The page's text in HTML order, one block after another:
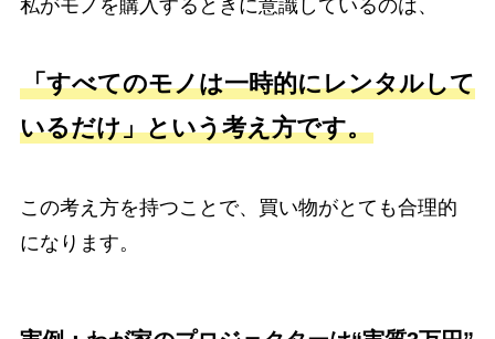
私がモノを購入するときに意識しているのは、
「すべてのモノは一時的にレンタルして
いるだけ」という考え方です。
この考え方を持つことで、買い物がとても合理的
になります。